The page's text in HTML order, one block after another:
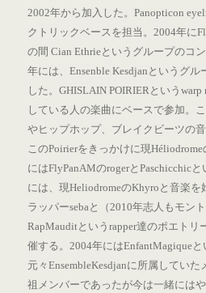
2002年から加入した。Panopticon
クトリックベースを担当。2004年に
の間 Cian Ethrieというグループのコ
年には、Ensenble Kesdjanというグ
した。GHISLAIN POIRIERという
している人の楽曲にベースで参加。
やヒップホップ、ブレイクビーツの
このPoirierをきっかけに現
にはFlyPanAMのrogerとPaschicchic
には、現HeliodromeのKhyroと音楽
ラッパーsebaと（2010年志人もモン
RapMauditというrapper達のポエトリ
催する。2004年にはEnfantMagiqueと
元々EnsembleKesdjanに所属してい
祖メンバーであったが今は一緒には